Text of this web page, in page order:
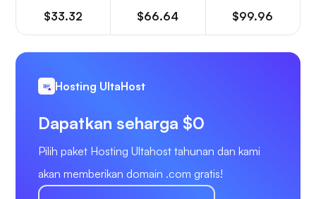
$33.32 $66.64 $99.96
Hosting UltaHost
Dapatkan seharga $0
Pilih paket Hosting Ultahost tahunan dan kami
akan memberikan domain .com gratis!